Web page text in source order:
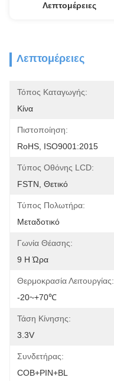
Λεπτομέρειες
Λεπτομέρειες
Τόπος Καταγωγής:
Κίνα
Πιστοποίηση:
RoHS, ISO9001:2015
Τύπος Οθόνης LCD:
FSTN, Θετικό
Τύπος Πολωτήρα:
Μεταδοτικό
Γωνία Θέασης:
9 Η Ώρα
Θερμοκρασία Λειτουργίας:
-20~+70℃
Τάση Κίνησης:
3.3V
Συνδετήρας:
COB+PIN+BL